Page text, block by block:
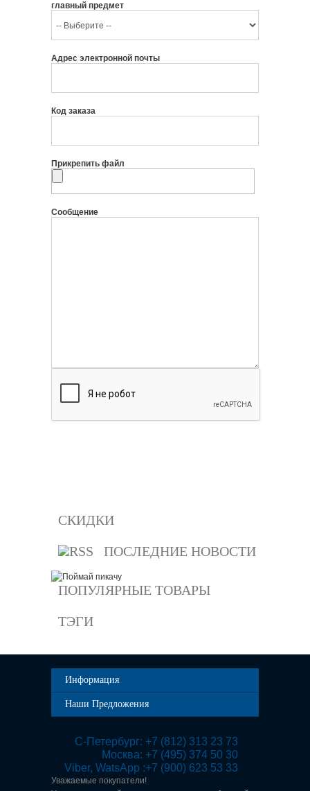
главный предмет
Адрес электронной почты
Код заказа
Прикрепить файл
Сообщение
СКИДКИ
ПОСЛЕДНИЕ НОВОСТИ
ПОПУЛЯРНЫЕ ТОВАРЫ
ТЭГИ
Информация
Наши Предложения
Москва: +7 (495) 374 50 30
Viber, WatsApp :+7 (900) 623 53 33
Уважаемые покупатели!